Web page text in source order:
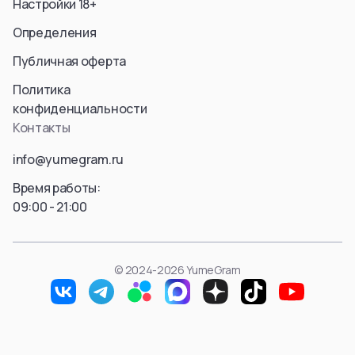
Aura
Himmel
Fern / Фрирен
Friren
Marcille Donato
Смотреть все
Настройки 18+
Определения
Публичная оферта
Политика
конфиденциальности
Контакты
info@yumegram.ru
Время работы:
09:00 - 21:00
© 2024-2026 YumeGram